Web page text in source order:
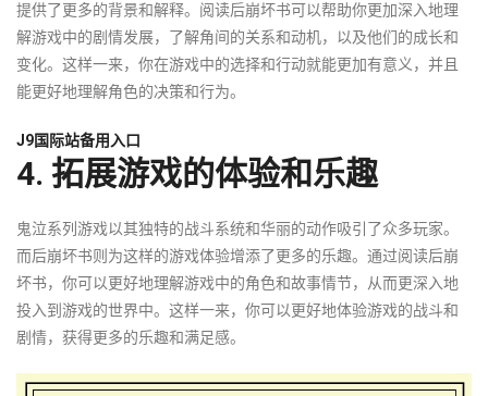
提供了更多的背景和解释。阅读后崩坏书可以帮助你更加深入地理
解游戏中的剧情发展，了解角间的关系和动机，以及他们的成长和
变化。这样一来，你在游戏中的选择和行动就能更加有意义，并且
能更好地理解角色的决策和行为。
J9国际站备用入口
4. 拓展游戏的体验和乐趣
鬼泣系列游戏以其独特的战斗系统和华丽的动作吸引了众多玩家。
而后崩坏书则为这样的游戏体验增添了更多的乐趣。通过阅读后崩
坏书，你可以更好地理解游戏中的角色和故事情节，从而更深入地
投入到游戏的世界中。这样一来，你可以更好地体验游戏的战斗和
剧情，获得更多的乐趣和满足感。